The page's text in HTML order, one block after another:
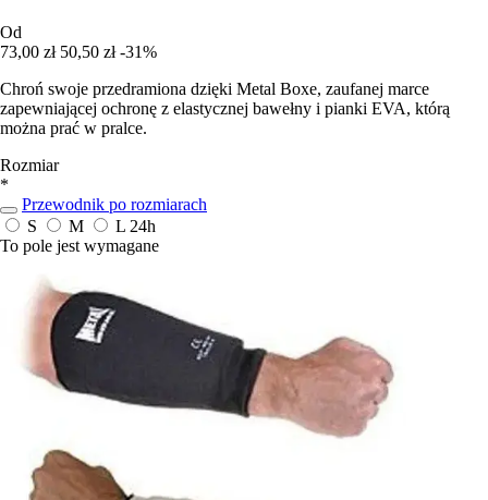
Od
73,00 zł 50,50 zł -31%
Chroń swoje przedramiona dzięki Metal Boxe, zaufanej marce
zapewniającej ochronę z elastycznej bawełny i pianki EVA, którą
można prać w pralce.
Rozmiar
*
Przewodnik po rozmiarach
S
M L 24h
To pole jest wymagane